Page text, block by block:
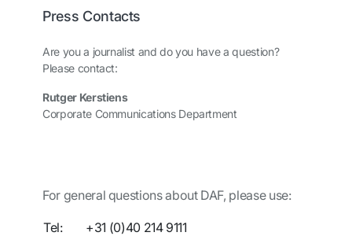
Press Contacts
Are you a journalist and do you have a question?
Please contact:
Rutger Kerstiens
Corporate Communications Department
For general questions about DAF, please use:
Tel:
+31 (0)40 214 9111